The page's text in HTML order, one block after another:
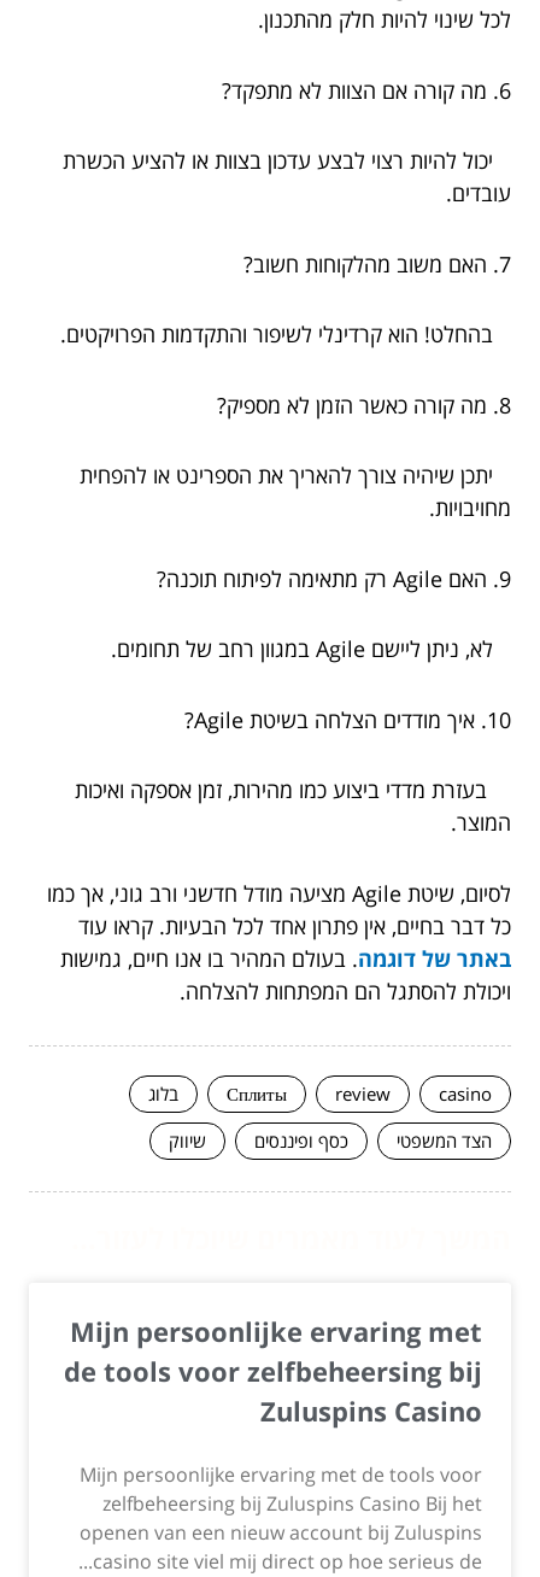
לכל שינוי להיות חלק מהתכנון.
6. מה קורה אם הצוות לא מתפקד?
יכול להיות רצוי לבצע עדכון בצוות או להציע הכשרת
עובדים.
7. האם משוב מהלקוחות חשוב?
בהחלט! הוא קרדינלי לשיפור והתקדמות הפרויקטים.
8. מה קורה כאשר הזמן לא מספיק?
יתכן שיהיה צורך להאריך את הספרינט או להפחית
מחויבויות.
9. האם Agile רק מתאימה לפיתוח תוכנה?
לא, ניתן ליישם Agile במגוון רחב של תחומים.
10. איך מודדים הצלחה בשיטת Agile?
בעזרת מדדי ביצוע כמו מהירות, זמן אספקה ואיכות
המוצר.
לסיום, שיטת Agile מציעה מודל חדשני ורב גוני, אך כמו
כל דבר בחיים, אין פתרון אחד לכל הבעיות. קראו עוד
באתר של דוגמה. בעולם המהיר בו אנו חיים, גמישות
ויכולת להסתגל הם המפתחות להצלחה.
casino
review
Сплиты
בלוג
הצד המשפטי
כסף ופיננסים שיווק
Mijn persoonlijke ervaring met
de tools voor zelfbeheersing bij
Zuluspins Casino
Mijn persoonlijke ervaring met de tools voor
zelfbeheersing bij Zuluspins Casino Bij het
openen van een nieuw account bij Zuluspins
casino site viel mij direct op hoe serieus de...